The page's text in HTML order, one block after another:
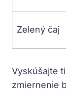
Zelený čaj
Vyskúšajte
zmiernenie